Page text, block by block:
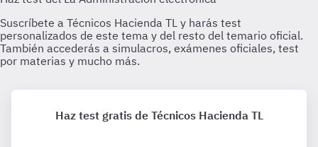
Haz test gratis de Técnicos Hacienda TL